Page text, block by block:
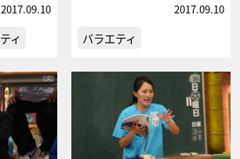
2017.09.10
ィ
2017.09.10
バラエティ